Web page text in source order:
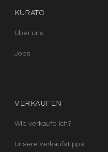
KURATO
Über uns
Jobs
VERKAUFEN
Wie verkaufe ich?
Unsere Verkaufstipps
instagram
facebook